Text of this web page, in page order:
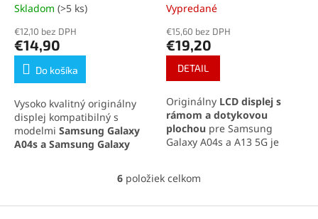
Priemerné
produktu
je
5,0
hviezdičiek.
Skladom (>5 ks)
€12,10 bez DPH
€14,90
Do košíka
Vysoko kvalitný originálny
displej kompatibilný s
modelmi Samsung Galaxy
A04s a Samsung Galaxy
obraz, jasné farby a citlivú
dotykovú plochu. Kompletná
Priemerné
produktu
je
5,0
hviezdičiek.
Vypredané
€15,60 bez DPH
€19,20
DETAIL
Originálny LCD displej s
rámom a dotykovou
plochou pre Samsung
Galaxy A04s a A13 5G je
Ponúka ostré farby, vysoký
ovládanie. Kompletná sada
O
l
6 položiek celkom